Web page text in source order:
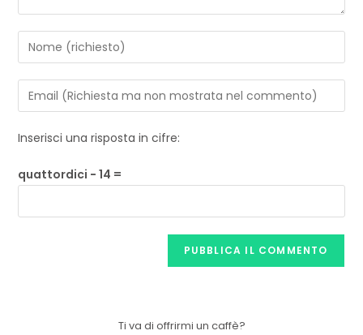
Inserisci una risposta in cifre:
quattordici − 14 =
Ti va di offrirmi un caffè?